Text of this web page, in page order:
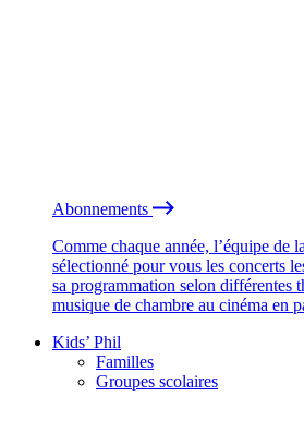
Abonnements
Comme chaque année, l’équipe de
sélectionné pour vous les concerts
sa programmation selon différentes
musique de chambre au cinéma en
Kids’ Phil
Familles
Groupes scolaires